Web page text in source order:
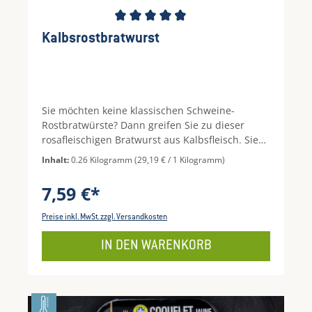
Durchschnittliche Bewertung von 4.5 von 5
Kalbsrostbratwurst
Sie möchten keine klassischen Schweine-
Rostbratwürste? Dann greifen Sie zu dieser
rosafleischigen Bratwurst aus Kalbsfleisch. Sie
wird Sie sicherlich überzeugen. Grillen Sie etwas
Besonderes!Das aromatisch gewürzte
Naturdarm und ist daher komplett ohne
Schwein!
Inhalt:0.26 Kilogramm(29,19 € / 1 Kilogramm)
7,59 €*
Preise inkl. MwSt. zzgl. Versandkosten
IN DEN WARENKORB